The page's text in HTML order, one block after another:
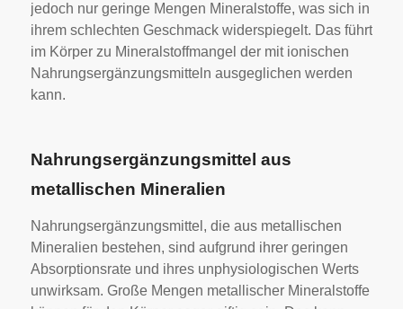
jedoch nur geringe Mengen Mineralstoffe, was sich in
ihrem schlechten Geschmack widerspiegelt. Das führt
im Körper zu Mineralstoffmangel der mit ionischen
Nahrungsergänzungsmitteln ausgeglichen werden
kann.
Nahrungsergänzungsmittel aus
metallischen Mineralien
Nahrungsergänzungsmittel, die aus metallischen
Mineralien bestehen, sind aufgrund ihrer geringen
Absorptionsrate und ihres unphysiologischen Werts
unwirksam. Große Mengen metallischer Mineralstoffe